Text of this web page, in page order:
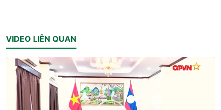
VIDEO LIÊN QUAN